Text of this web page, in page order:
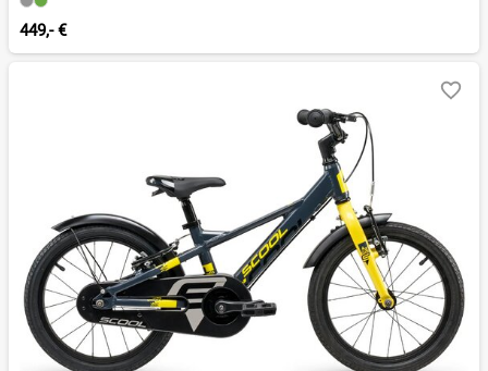
449,- €